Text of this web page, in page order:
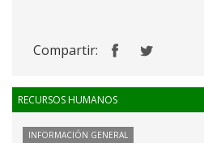
Compartir:
RECURSOS HUMANOS
INFORMACIÓN GENERAL